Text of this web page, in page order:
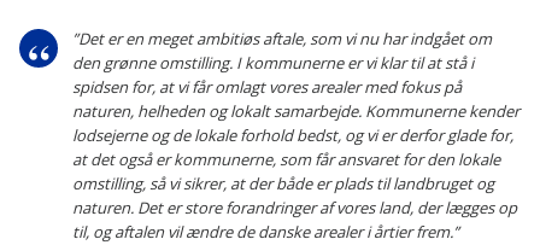
”Det er en meget ambitiøs aftale, som vi nu har indgået om
den grønne omstilling. I kommunerne er vi klar til at stå i
spidsen for, at vi får omlagt vores arealer med fokus på
naturen, helheden og lokalt samarbejde. Kommunerne kender
lodsejerne og de lokale forhold bedst, og vi er derfor glade for,
at det også er kommunerne, som får ansvaret for den lokale
omstilling, så vi sikrer, at der både er plads til landbruget og
naturen. Det er store forandringer af vores land, der lægges op
til, og aftalen vil ændre de danske arealer i årtier frem.”